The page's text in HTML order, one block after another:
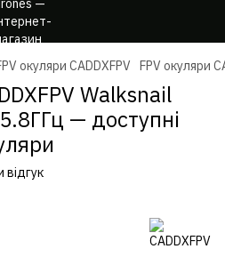
окуляри CADDXFPV FPV окуляри
Walksnail
— доступні
відгук